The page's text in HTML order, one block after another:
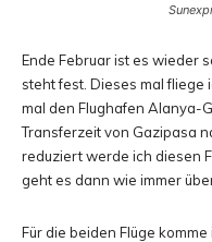
Ende Februar ist es wieder
steht fest. Dieses mal fliege
mal den Flughafen Alanya-
Transferzeit von Gazipasa
reduziert werde ich diesen
geht es dann wie immer
Für die beiden Flüge